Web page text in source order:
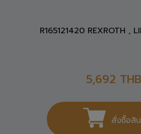
R165121420 REXROTH ,
5,692 THB
สั่งซื้อสิ